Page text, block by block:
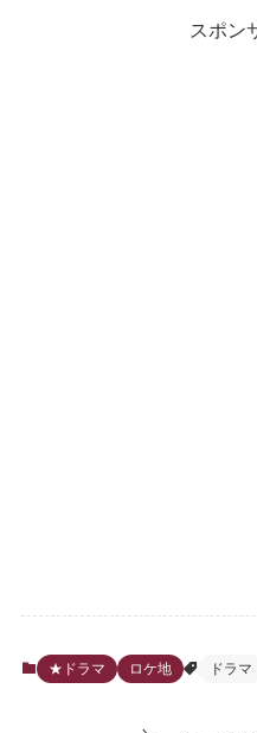
スポン
★ドラマ ロケ地 ドラマ